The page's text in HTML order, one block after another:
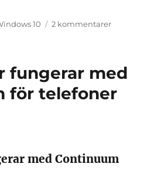
10 2 kommentarertill
för
efter
fungerar med
för telefoner
med Continuum